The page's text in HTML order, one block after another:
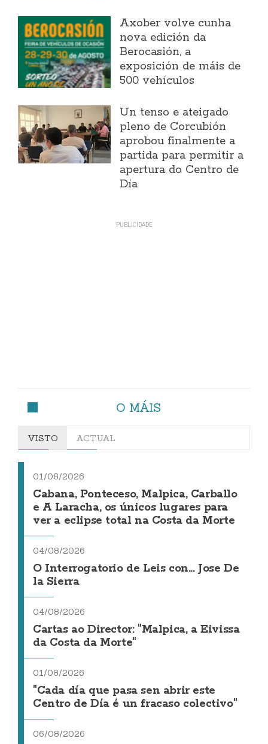
Axober volve cunha
nova edición da
Berocasión, a
exposición de máis de
500 vehículos
Un tenso e ateigado
pleno de Corcubión
aprobou finalmente a
partida para permitir a
apertura do Centro de
Día
O MÁIS
VISTO ACTUAL
01/08/2026
Cabana, Ponteceso, Malpica, Carballo
e A Laracha, os únicos lugares para
ver a eclipse total na Costa da Morte
04/08/2026
O Interrogatorio de Leis con... Jose De
la Sierra
04/08/2026
Cartas ao Director: "Malpica, a Eivissa
da Costa da Morte"
01/08/2026
"Cada día que pasa sen abrir este
Centro de Día é un fracaso colectivo"
06/08/2026